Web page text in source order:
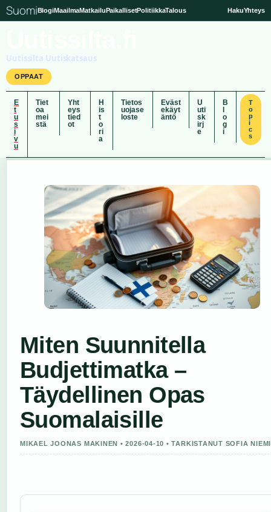
SuomiBlogiMaailmaMatkailuPaikallisetPolitiikkaTalous HakuYhteys
Uutissilta Uutiskatsaus
OPPAAT
E
t
u
s
i
v
u
Tiet
oa
mei
stä
Yht
eys
tied
ot
H
is
t
o
ri
a
Tietos
uojase
loste
Eväst
ekäyt
äntö
U
uti
sk
irj
e
B
o
g
i
T
o
p
i
c
s
Miten Suunnitella
Budjettimatka –
Täydellinen Opas
Suomalaisille
MIKAEL JOONAS MAKINEN • 2026-04-10 • TARKISTANUT SOFIA NIEMI